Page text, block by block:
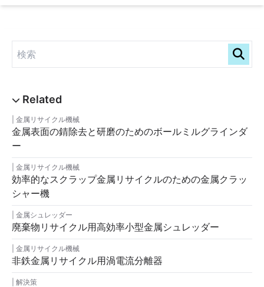
金属リサイクル機械
金属表面の錆除去と研磨のためのボールミルグラインダ
ー
金属リサイクル機械
効率的なスクラップ金属リサイクルのための金属クラッ
シャー機
金属シュレッダー
廃棄物リサイクル用高効率小型金属シュレッダー
金属リサイクル機械
非鉄金属リサイクル用渦電流分離器
解決策